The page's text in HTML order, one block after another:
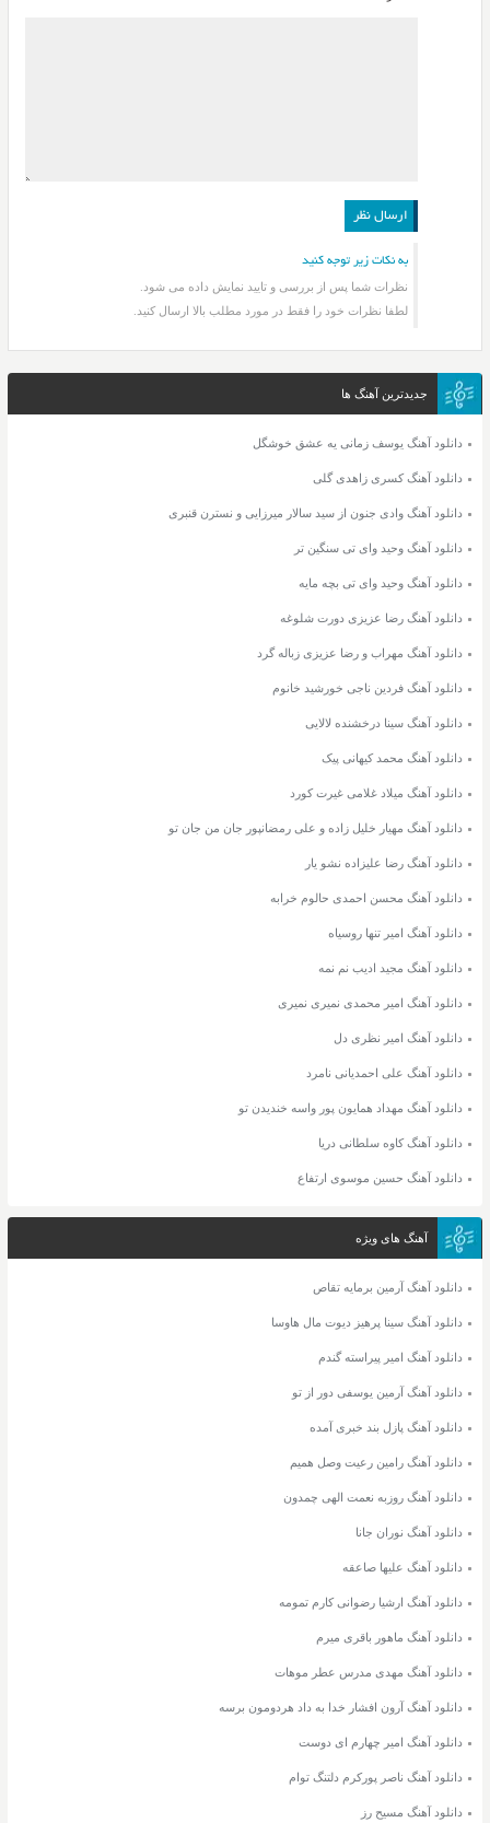
به نکات زیر توجه کنید
نظرات شما پس از بررسی و تایید نمایش داده می شود.
لطفا نظرات خود را فقط در مورد مطلب بالا ارسال کنید.
جدیدترین آهنگ ها
دانلود آهنگ یوسف زمانی یه عشق خوشگل
دانلود آهنگ کسری زاهدی گلی
دانلود آهنگ وادی جنون از سید سالار میرزایی و نسترن قنبری
دانلود آهنگ وحید وای تی سنگین تر
دانلود آهنگ وحید وای تی بچه مایه
دانلود آهنگ رضا عزیزی دورت شلوغه
دانلود آهنگ مهراب و رضا عزیزی زباله گرد
دانلود آهنگ فردین ناجی خورشید خانوم
دانلود آهنگ سینا درخشنده لالایی
دانلود آهنگ محمد کیهانی پیک
دانلود آهنگ میلاد غلامی غیرت کورد
دانلود آهنگ مهیار خلیل زاده و علی رمضانپور جان من جان تو
دانلود آهنگ رضا علیزاده نشو یار
دانلود آهنگ محسن احمدی حالوم خرابه
دانلود آهنگ امیر تنها روسیاه
دانلود آهنگ مجید ادیب نم نمه
دانلود آهنگ امیر محمدی نمیری نمیری
دانلود آهنگ امیر نظری دل
دانلود آهنگ علی احمدیانی نامرد
دانلود آهنگ مهداد همایون پور واسه خندیدن تو
دانلود آهنگ کاوه سلطانی دریا
دانلود آهنگ حسین موسوی ارتفاع
آهنگ های ویژه
دانلود آهنگ آرمین برمایه تقاص
دانلود آهنگ سینا پرهیز دیوت مال هاوسا
دانلود آهنگ امیر پیراسته گندم
دانلود آهنگ آرمین یوسفی دور از تو
دانلود آهنگ پازل بند خبری آمده
دانلود آهنگ رامین رعیت وصل همیم
دانلود آهنگ روزبه نعمت الهی چمدون
دانلود آهنگ نوران جانا
دانلود آهنگ علیها صاعقه
دانلود آهنگ ارشیا رضوانی کارم تمومه
دانلود آهنگ ماهور باقری میرم
دانلود آهنگ مهدی مدرس عطر موهات
دانلود آهنگ آرون افشار خدا به داد هردومون برسه
دانلود آهنگ امیر چهارم ای دوست
دانلود آهنگ ناصر پورکرم دلتنگ توام
دانلود آهنگ مسیح رز